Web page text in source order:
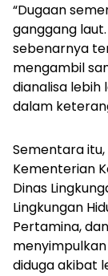
“Dugaan
ganggang
sebenarnya
mengambil
dianalisa lebih
dalam
Sementara
Kementerian
Dinas
Lingkungan
Pertamina,
diduga akibat